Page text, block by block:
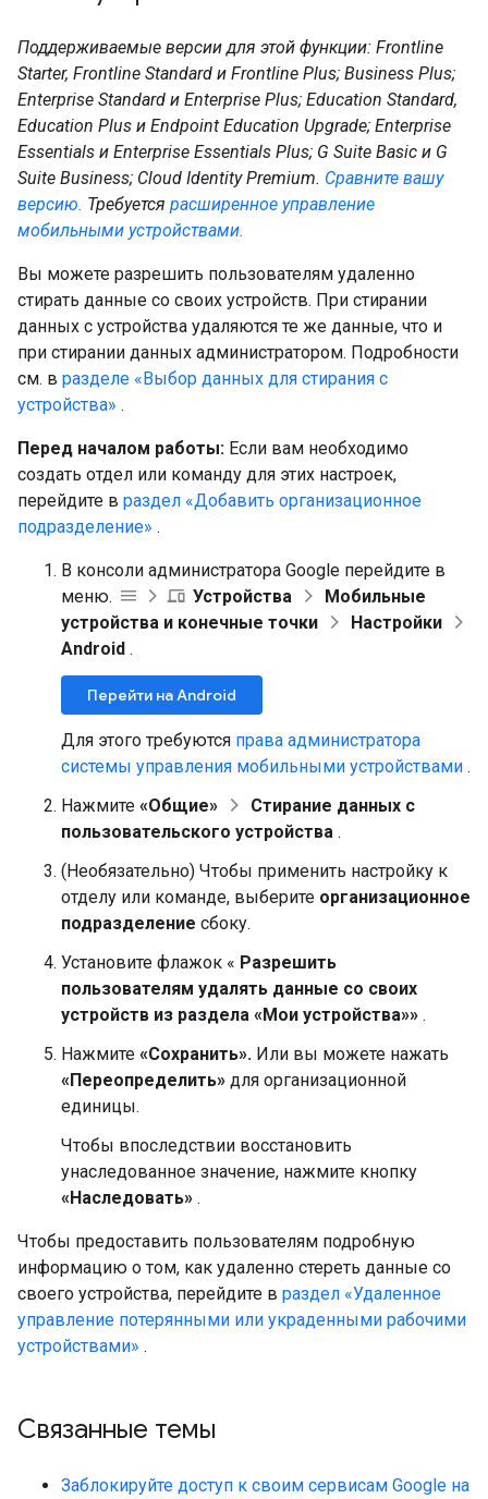
Поддерживаемые версии для этой функции: Frontline
Starter, Frontline Standard и Frontline Plus; Business Plus;
Enterprise Standard и Enterprise Plus; Education Standard,
Education Plus и Endpoint Education Upgrade; Enterprise
Essentials и Enterprise Essentials Plus; G Suite Basic и G
Suite Business; Cloud Identity Premium. Сравните вашу
версию. Требуется расширенное управление
мобильными устройствами.
Вы можете разрешить пользователям удаленно
стирать данные со своих устройств. При стирании
данных с устройства удаляются те же данные, что и
при стирании данных администратором. Подробности
см. в разделе «Выбор данных для стирания с
устройства» .
Перед началом работы: Если вам необходимо
создать отдел или команду для этих настроек,
перейдите в раздел «Добавить организационное
подразделение» .
В консоли администратора Google перейдите в
меню.
Устройства
Мобильные
устройства и конечные точки
Настройки
Android .
Перейти на Android
Для этого требуются права администратора
системы управления мобильными устройствами .
Нажмите «Общие»
Стирание данных с
пользовательского устройства .
(Необязательно) Чтобы применить настройку к
отделу или команде, выберите организационное
подразделение сбоку.
Установите флажок « Разрешить
пользователям удалять данные со своих
устройств из раздела «Мои устройства»» .
Нажмите «Сохранить». Или вы можете нажать
«Переопределить» для организационной
единицы.
Чтобы впоследствии восстановить
унаследованное значение, нажмите кнопку
«Наследовать» .
Чтобы предоставить пользователям подробную
информацию о том, как удаленно стереть данные со
своего устройства, перейдите в раздел «Удаленное
управление потерянными или украденными рабочими
устройствами» .
Связанные темы
Заблокируйте доступ к своим сервисам Google на